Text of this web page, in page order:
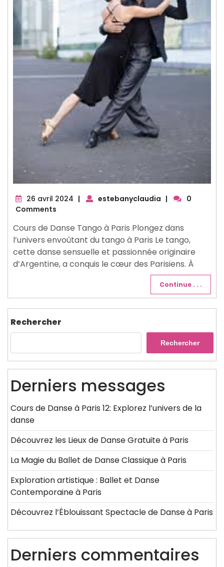
26 avril 2024 26
| estebanyclaudia |
0
Comments
Cours de Danse Tango à Paris Plongez dans
l’univers envoûtant du tango à Paris Le tango,
cette danse sensuelle et passionnée originaire
d’Argentine, a conquis le cœur des Parisiens. À
Continue . . .
Rechercher
Rechercher
Derniers messages
Cours de Danse à Paris 12: Explorez l’univers de la
danse
Découvrez les Lieux de Danse Gratuite à Paris
La Magie du Ballet de Danse Classique à Paris
Exploration artistique : Ballet et Danse
Contemporaine à Paris
Découvrez l’Éblouissant Spectacle de Danse à Paris
Derniers commentaires